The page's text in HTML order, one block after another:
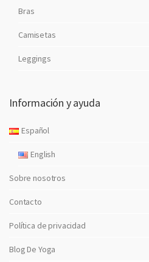
Bras
Camisetas
Leggings
Información y ayuda
Español
English
Sobre nosotros
Contacto
Política de privacidad
Blog De Yoga